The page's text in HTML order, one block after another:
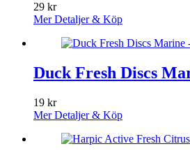
29 kr
Mer Detaljer & Köp
Duck Fresh Discs
19 kr
Mer Detaljer & Köp